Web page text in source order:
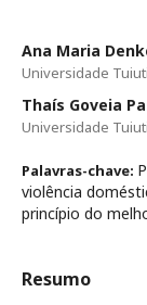
Ana Maria
Universidade
Thaís Goveia
Universidade
Palavras-chave:
violência
princípio do
Resumo